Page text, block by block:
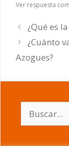
Ver respuesta
¿Qué es
¿Cuánto
Azogues?